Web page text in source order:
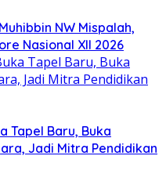
NW Mispalah,
Nasional XII 2026
Tapel Baru, Buka
Jadi Mitra Pendidikan